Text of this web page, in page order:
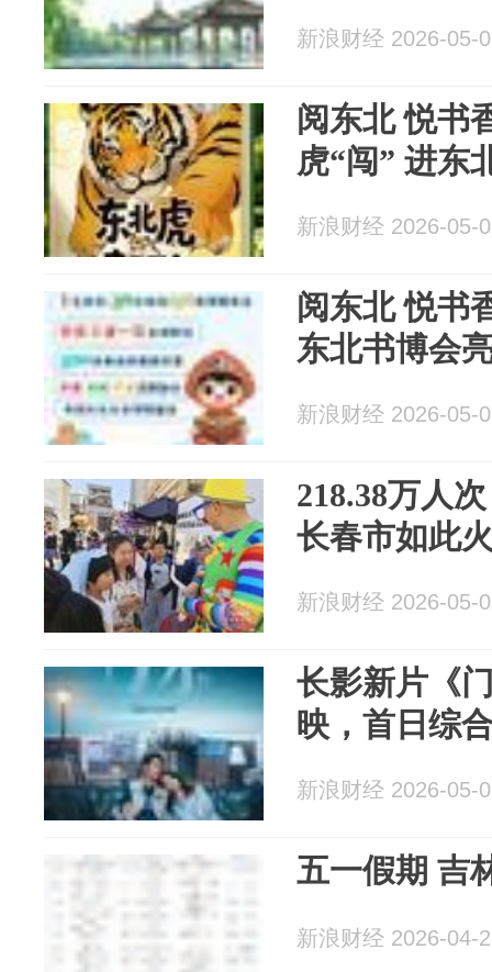
新浪财经 2026-05-
阅东北 悦书
虎“闯” 进东
新浪财经 2026-05-
阅东北 悦书
东北书博会
新浪财经 2026-05-
218.38万人
长春市如此
新浪财经 2026-05-
长影新片《
映，首日综
新浪财经 2026-05-
五一假期 吉
新浪财经 2026-04-